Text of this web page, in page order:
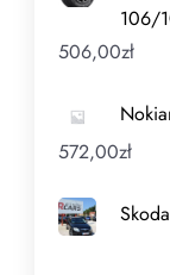
106/
506,00zł
572,00zł